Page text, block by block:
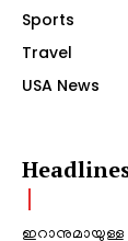
Sports
Travel
USA News
ഇറാനുമായുള്ള